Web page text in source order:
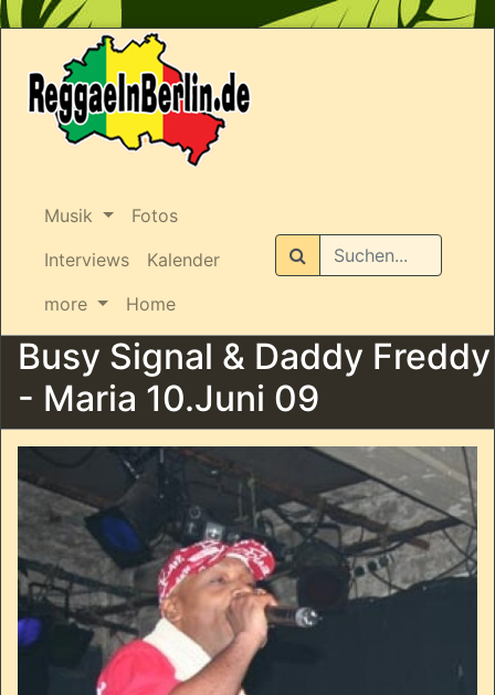
Musik
Fotos
Interviews
Kalender
more
Home
Suchen
Busy Signal & Daddy Freddy
- Maria 10.Juni 09